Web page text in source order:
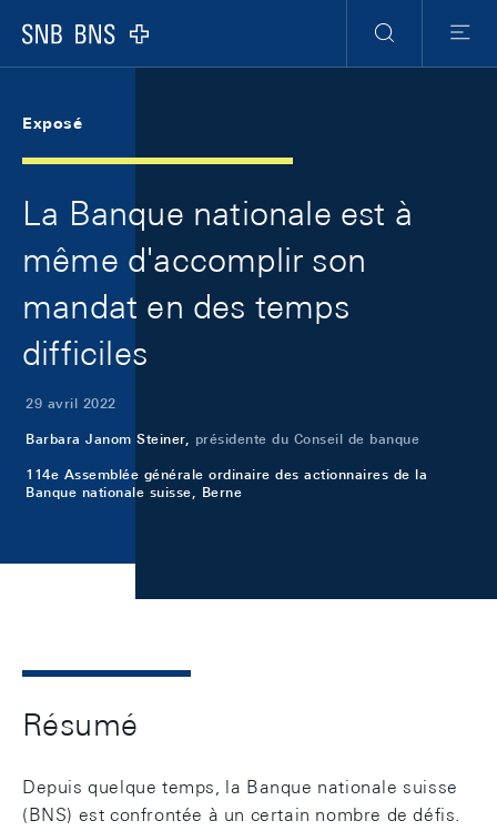
Logo
RechercheMenu
Exposé
La Banque nationale est à
même d'accomplir son
mandat en des temps
difficiles
29 avril 2022
Barbara Janom Steiner, présidente du Conseil de banque
114e Assemblée générale ordinaire des actionnaires de la
Banque nationale suisse, Berne
Résumé
Depuis quelque temps, la Banque nationale suisse
(BNS) est confrontée à un certain nombre de défis.